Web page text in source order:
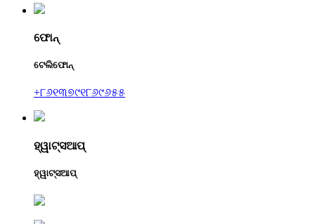
ଫୋନ୍
ଟେଲିଫୋନ୍
+୮୬୧୩୭୯୧୮୬୯୬୫୫
ହ୍ୱାଟ୍ସଆପ୍
ହ୍ୱାଟ୍ସଆପ୍